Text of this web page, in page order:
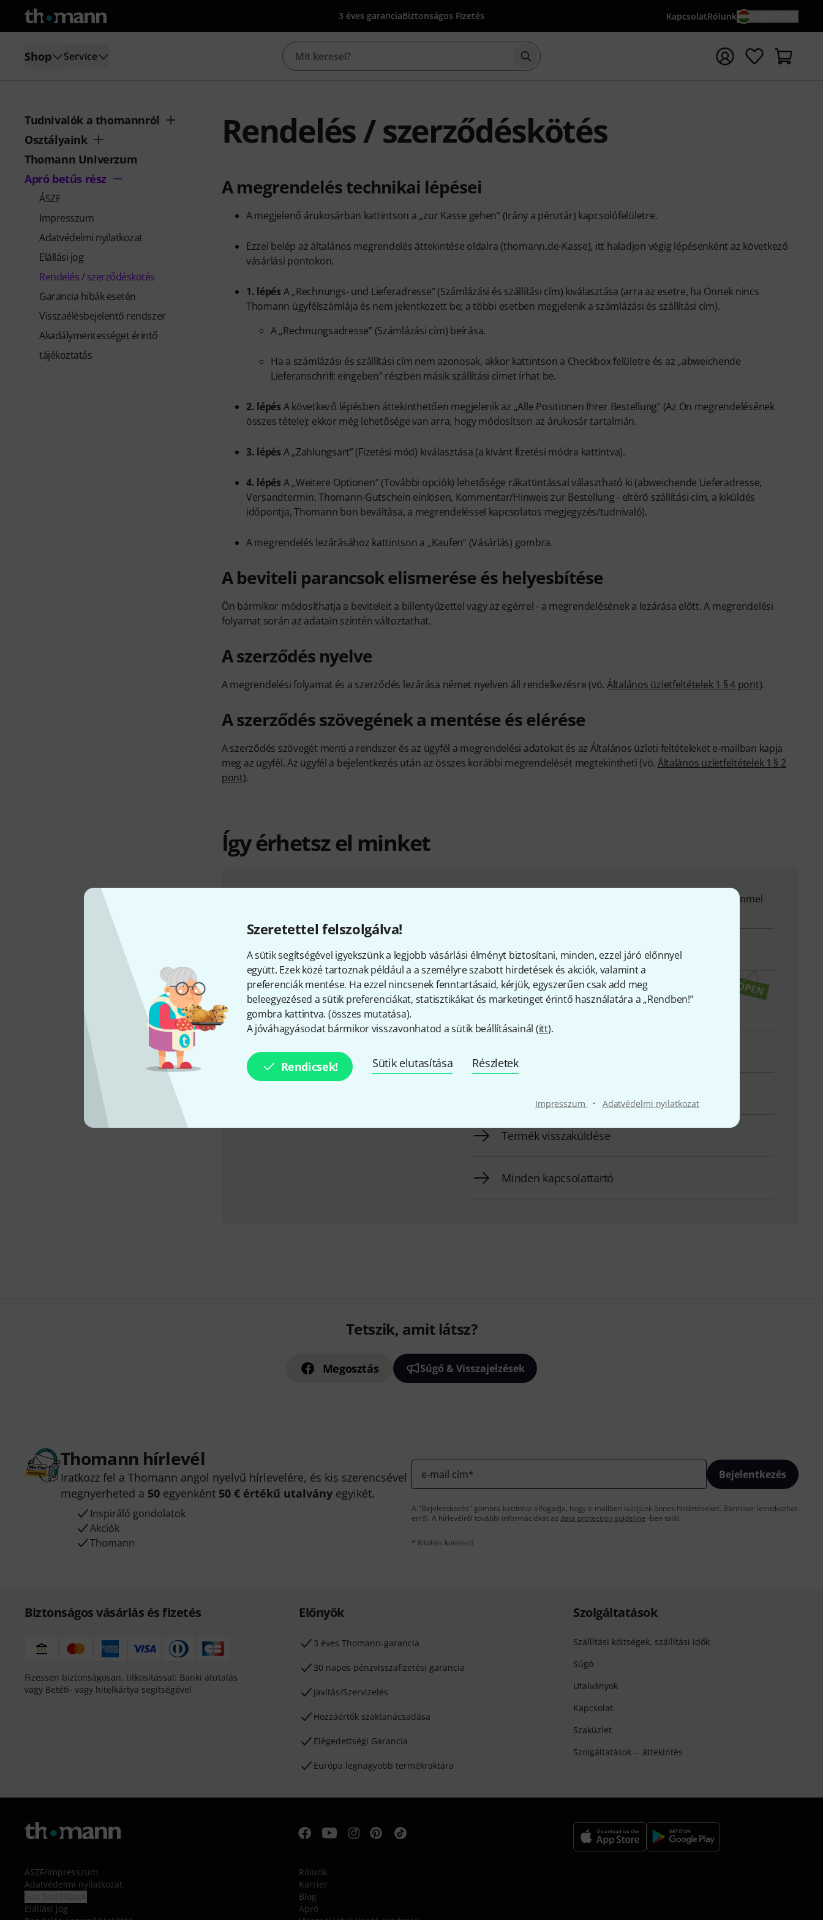
Szeretettel felszolgálva!
A sütik segítségével igyekszünk a legjobb vásárlási élményt biztosítani, minden, ezzel járó előnnyel
együtt. Ezek közé tartoznak például a a személyre szabott hirdetések és akciók, valamint a
preferenciák mentése. Ha ezzel nincsenek fenntartásaid, kérjük, egyszerűen csak add meg
beleegyezésed a sütik preferenciákat, statisztikákat és marketinget érintő használatára a „Rendben!”
gombra kattintva. (összes mutatása).
A jóváhagyásodat bármikor visszavonhatod a sütik beállításainál (itt).
Rendicsek! Sütik elutasítása Részletek
Impresszum · Adatvédelmi nyilatkozat
3 éves garanciaBiztonságos Fizetés KapcsolatRólunk
Shop Service Keresés indítása {searchTerm} keresőszóval
Tudnivalók a thomannról
Osztályaink
Thomann Univerzum
Apró betűs rész
ÁSZF
Impresszum
Adatvédelmi nyilatkozat
Elállási jog
Rendelés / szerződéskötés
Garancia hibák esetén
Visszaélésbejelentő rendszer
Akadálymentességet érintő
tájékoztatás
Rendelés / szerződéskötés
A megrendelés technikai lépései
A megjelenő árukosárban kattintson a „zur Kasse gehen“ (Irány a pénztár) kapcsolófelületre.
Ezzel belép az általános megrendelés áttekintése oldalra (thomann.de-Kasse), itt haladjon végig lépésenként az következő
vásárlási pontokon.
1. lépés A „Rechnungs- und Lieferadresse” (Számlázási és szállítási cím) kiválasztása (arra az esetre, ha Önnek nincs
Thomann ügyfélszámlája és nem jelentkezett be; a többi esetben megjelenik a számlázási és szállítási cím).
A „Rechnungsadresse” (Számlázási cím) beírása.
Ha a számlázási és szállítási cím nem azonosak, akkor kattintson a Checkbox felületre és az „abweichende
Lieferanschrift eingeben” részben másik szállítási címet írhat be.
2. lépés A következő lépésben áttekinthetően megjelenik az „Alle Positionen Ihrer Bestellung” (Az Ön megrendelésének
összes tétele); ekkor még lehetősége van arra, hogy módosítson az árukosár tartalmán.
3. lépés A „Zahlungsart” (Fizetési mód) kiválasztása (a kívánt fizetési módra kattintva).
4. lépés A „Weitere Optionen” (További opciók) lehetősége rákattintással választható ki (abweichende Lieferadresse,
Versandtermin, Thomann-Gutschein einlösen, Kommentar/Hinweis zur Bestellung - eltérő szállítási cím, a kiküldés
időpontja, Thomann bon beváltása, a megrendeléssel kapcsolatos megjegyzés/tudnivaló).
A megrendelés lezárásához kattintson a „Kaufen” (Vásárlás) gombra.
A beviteli parancsok elismerése és helyesbítése
Ön bármikor módosíthatja a beviteleit a billentyűzettel vagy az egérrel - a megrendelésének a lezárása előtt. A megrendelési
folyamat során az adatain szintén változtathat.
A szerződés nyelve
A megrendelési folyamat és a szerződés lezárása német nyelven áll rendelkezésre (vö. Általános üzletfeltételek 1 § 4 pont).
A szerződés szövegének a mentése és elérése
A szerződés szövegét menti a rendszer és az ügyfél a megrendelési adatokat és az Általános üzleti feltételeket e-mailban kapja
meg az ügyfél. Az ügyfél a bejelentkezés után az összes korábbi megrendelését megtekintheti (vö. Általános üzletfeltételek 1 § 2
pont).
Így érhetsz el minket
+49-9546-9223-531
Ügyfélszolgálatunk minden kérdés és észrevétel esetén örömmel
Készítsd elő ügyfélszámodat
Nyitvatartási idő (CEST - Közép-európai nyári
időszámítás)
Termék visszaküldése
Minden kapcsolattartó
Tetszik, amit látsz?
Megosztás Súgó & Visszajelzések
Thomann hírlevél
Iratkozz fel a Thomann angol nyelvű hírlevelére, és kis szerencsével
megnyerheted a 50 egyenként 50 € értékű utalvány egyikét.
Inspiráló gondolatok
Akciók
Thomann
e-mail cím* Bejelentkezés
A "Bejelentkezés" gombra kattintva elfogadja, hogy e-mailben küldjünk önnek hirdetéseket. Bármikor leiratkozhat
erről. A hírlevélről további információkat az data protection guideline -ben talál.
* Kitöltés kötelező
Biztonságos vásárlás és fizetés
Fizessen biztonságosan, titkosítással: Banki átutalás
vagy Betéti- vagy hitelkártya segítségével
Előnyök
3 éves Thomann-garancia
30 napos pénzvisszafizetési garancia
Javítás/Szervizelés
Hozzáértők szaktanácsadása
Elégedettségi Garancia
Európa legnagyobb termékraktára
Szolgáltatások
Szállítási költségek, szállítási idők
Súgó
Utalványok
Kapcsolat
Szaküzlet
Szolgáltatások -- áttekintés
ÁSZF/Impresszum
Adatvédelmi nyilatkozat
Elállási jog
Rólunk
Karrier
Blog
Apró